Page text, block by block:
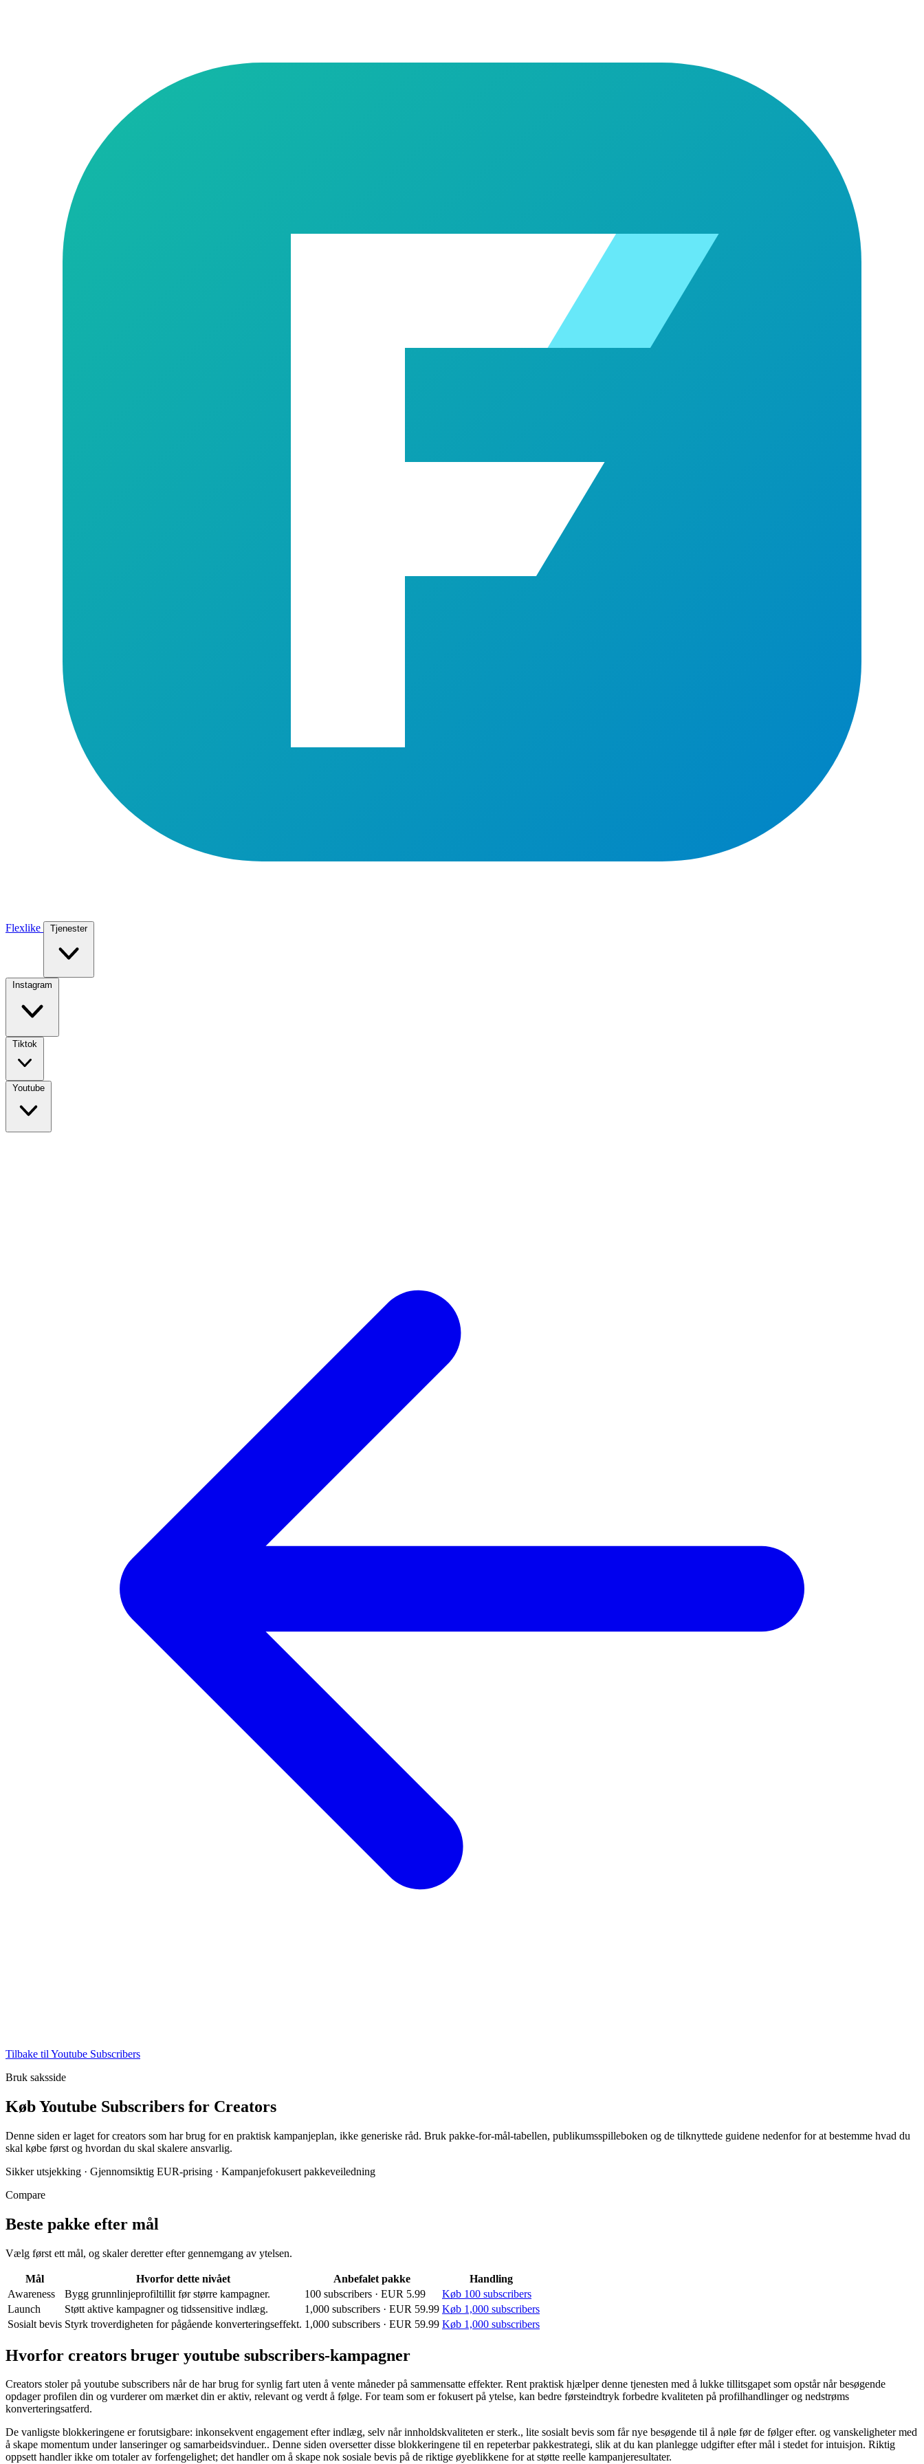
Flexlike Tjenester
Instagram
Tiktok
Youtube
Tilbake til Youtube Subscribers
Bruk saksside
Køb Youtube Subscribers for Creators
Denne siden er laget for creators som har brug for en praktisk kampanjeplan, ikke generiske råd. Bruk pakke-for-mål-tabellen, publikumsspilleboken og de tilknyttede guidene nedenfor for at bestemme hvad du
skal købe først og hvordan du skal skalere ansvarlig.
Sikker utsjekking · Gjennomsiktig EUR-prising · Kampanjefokusert pakkeveiledning
Compare
Beste pakke efter mål
Vælg først ett mål, og skaler deretter efter gennemgang av ytelsen.
Mål Hvorfor dette nivået Anbefalet pakke
Handling
Awareness
Bygg grunnlinjeprofiltillit før større kampagner. 100 subscribers · EUR 5.99
Køb 100 subscribers
Launch
Støtt aktive kampagner og tidssensitive indlæg. 1,000 subscribers · EUR 59.99 Køb 1,000 subscribers
Sosialt bevis Styrk troverdigheten for pågående konverteringseffekt. 1,000 subscribers · EUR 59.99 Køb 1,000 subscribers
Hvorfor creators bruger youtube subscribers-kampagner
Creators stoler på youtube subscribers når de har brug for synlig fart uten å vente måneder på sammensatte effekter. Rent praktisk hjælper denne tjenesten med å lukke tillitsgapet som opstår når besøgende
opdager profilen din og vurderer om mærket din er aktiv, relevant og verdt å følge. For team som er fokusert på ytelse, kan bedre førsteindtryk forbedre kvaliteten på profilhandlinger og nedstrøms
konverteringsatferd.
De vanligste blokkeringene er forutsigbare: inkonsekvent engagement efter indlæg, selv når innholdskvaliteten er sterk., lite sosialt bevis som får nye besøgende til å nøle før de følger efter. og vanskeligheter med
å skape momentum under lanseringer og samarbeidsvinduer.. Denne siden oversetter disse blokkeringene til en repeterbar pakkestrategi, slik at du kan planlegge udgifter efter mål i stedet for intuisjon. Riktig
oppsett handler ikke om totaler av forfengelighet; det handler om å skape nok sosiale bevis på de riktige øyeblikkene for at støtte reelle kampanjeresultater.